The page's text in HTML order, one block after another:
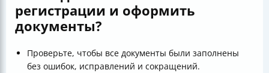
регистрации и оформить
документы?
Проверьте, чтобы все документы были заполнены
без ошибок, исправлений и сокращений.